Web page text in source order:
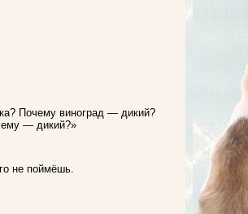
Почему виноград — дикий?
— дикий?»
не поймёшь.